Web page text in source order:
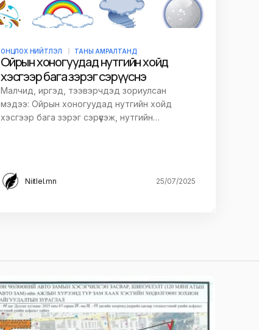
ОНЦЛОХ НИЙТЛЭЛ ТАНЫ АМРАЛТАНД
Ойрын хоногуудад нутгийн хойд
хэсгээр бага зэрэг сэрүүснэ
Малчид, иргэд, тээвэрчдэд зориулсан
мэдээ: Ойрын хоногуудад нутгийн хойд
хэсгээр бага зэрэг сэрүүсэж, нутгийн…
Niitlel.mn 25/07/2025